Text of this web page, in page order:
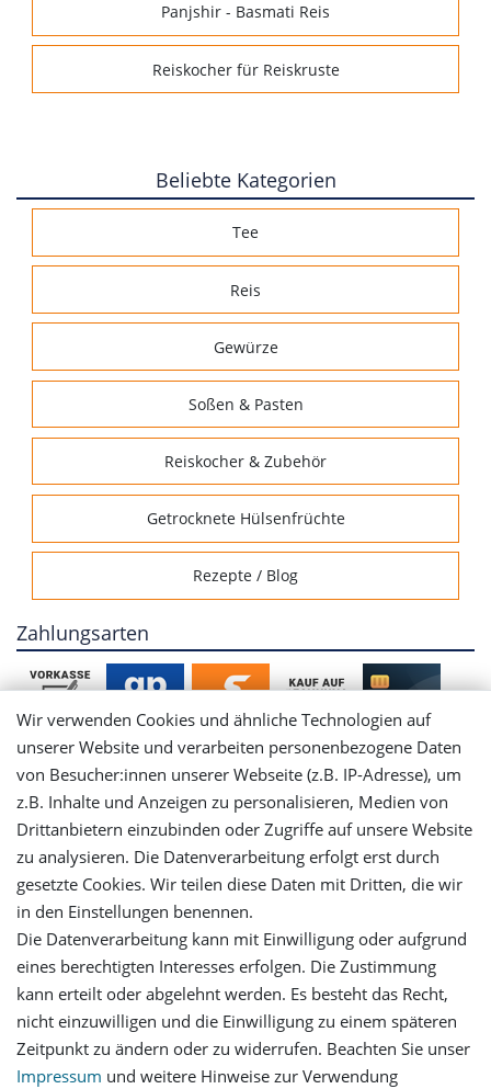
Panjshir - Basmati Reis
Reiskocher für Reiskruste
Beliebte Kategorien
Tee
Reis
Gewürze
Soßen & Pasten
Reiskocher & Zubehör
Getrocknete Hülsenfrüchte
Rezepte / Blog
Zahlungsarten
Mein Konto
Login
Registrieren
Versandinformationen
Let's stay connected
Wir verwenden Cookies und ähnliche Technologien auf
unserer Website und verarbeiten personenbezogene Daten
von Besucher:innen unserer Webseite (z.B. IP-Adresse), um
z.B. Inhalte und Anzeigen zu personalisieren, Medien von
Drittanbietern einzubinden oder Zugriffe auf unsere Website
zu analysieren. Die Datenverarbeitung erfolgt erst durch
gesetzte Cookies. Wir teilen diese Daten mit Dritten, die wir
in den Einstellungen benennen.
Die Datenverarbeitung kann mit Einwilligung oder aufgrund
eines berechtigten Interesses erfolgen. Die Zustimmung
kann erteilt oder abgelehnt werden. Es besteht das Recht,
nicht einzuwilligen und die Einwilligung zu einem späteren
Zeitpunkt zu ändern oder zu widerrufen. Beachten Sie unser
Impressum und weitere Hinweise zur Verwendung